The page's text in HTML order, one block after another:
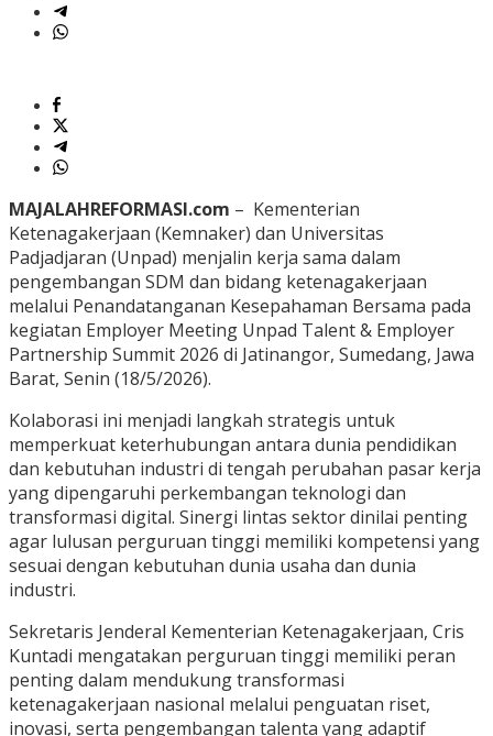
MAJALAHREFORMASI.com – Kementerian
Ketenagakerjaan (Kemnaker) dan Universitas
Padjadjaran (Unpad) menjalin kerja sama dalam
pengembangan SDM dan bidang ketenagakerjaan
melalui Penandatanganan Kesepahaman Bersama pada
kegiatan Employer Meeting Unpad Talent & Employer
Partnership Summit 2026 di Jatinangor, Sumedang, Jawa
Barat, Senin (18/5/2026).
Kolaborasi ini menjadi langkah strategis untuk
memperkuat keterhubungan antara dunia pendidikan
dan kebutuhan industri di tengah perubahan pasar kerja
yang dipengaruhi perkembangan teknologi dan
transformasi digital. Sinergi lintas sektor dinilai penting
agar lulusan perguruan tinggi memiliki kompetensi yang
sesuai dengan kebutuhan dunia usaha dan dunia
industri.
Sekretaris Jenderal Kementerian Ketenagakerjaan, Cris
Kuntadi mengatakan perguruan tinggi memiliki peran
penting dalam mendukung transformasi
ketenagakerjaan nasional melalui penguatan riset,
inovasi, serta pengembangan talenta yang adaptif